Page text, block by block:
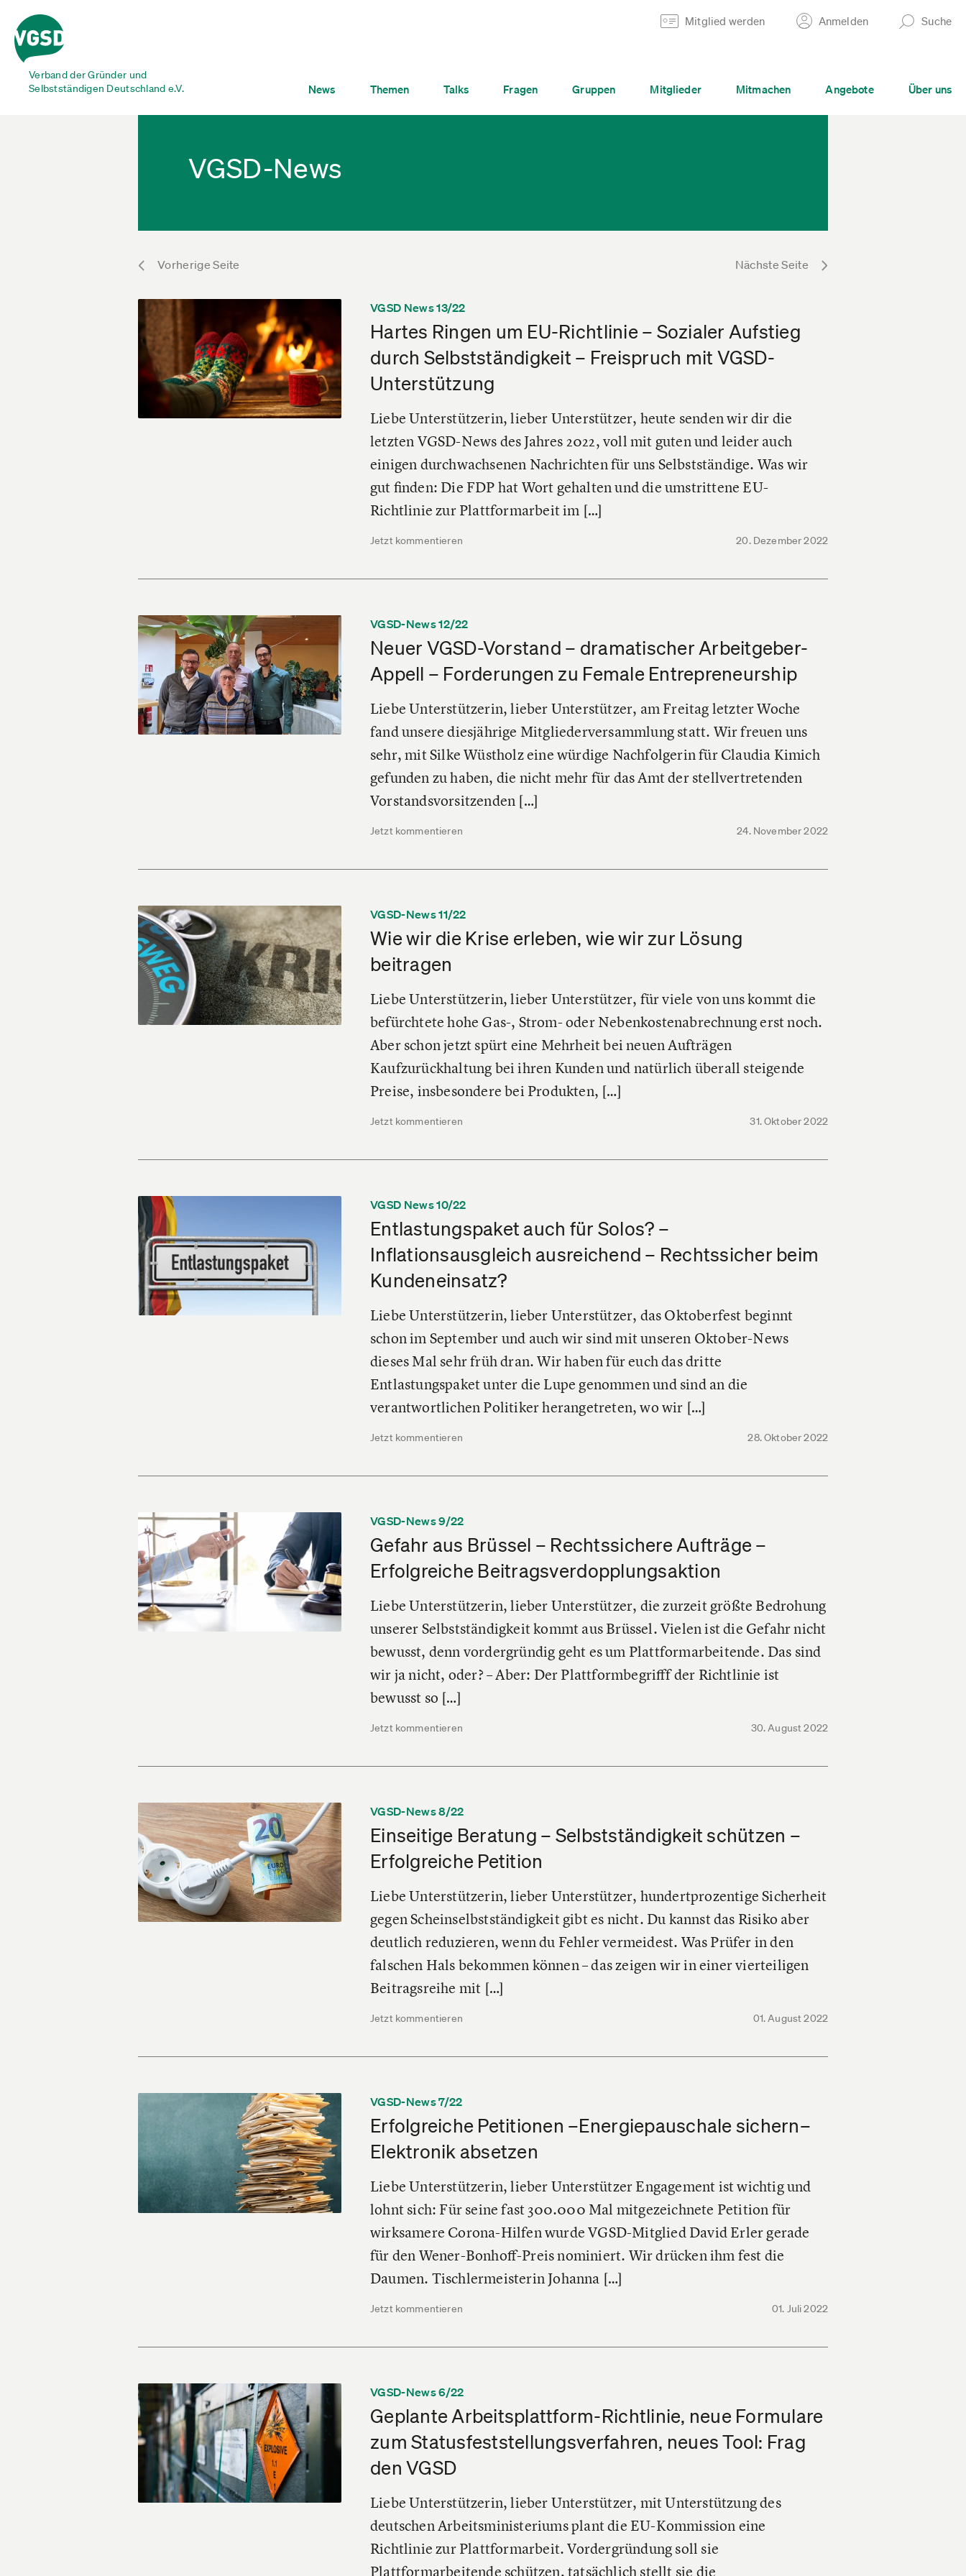
Verband der Gründer und
Selbstständigen Deutschland e.V.
Mitglied werden Anmelden Suche
News Themen Talks Fragen Gruppen Mitglieder Mitmachen Angebote Über uns
VGSD-News
Vorherige Seite Nächste Seite
VGSD News 13/22
Hartes Ringen um EU-Richtlinie – Sozialer Aufstieg
durch Selbstständigkeit – Freispruch mit VGSD-
Unterstützung
Liebe Unterstützerin, lieber Unterstützer, heute senden wir dir die
letzten VGSD-News des Jahres 2022, voll mit guten und leider auch
einigen durchwachsenen Nachrichten für uns Selbstständige. Was wir
gut finden: Die FDP hat Wort gehalten und die umstrittene EU-
Richtlinie zur Plattformarbeit im […]
Jetzt kommentieren 20. Dezember 2022
VGSD-News 12/22
Neuer VGSD-Vorstand – dramatischer Arbeitgeber-
Appell – Forderungen zu Female Entrepreneurship
Liebe Unterstützerin, lieber Unterstützer, am Freitag letzter Woche
fand unsere diesjährige Mitgliederversammlung statt. Wir freuen uns
sehr, mit Silke Wüstholz eine würdige Nachfolgerin für Claudia Kimich
gefunden zu haben, die nicht mehr für das Amt der stellvertretenden
Vorstandsvorsitzenden […]
Jetzt kommentieren 24. November 2022
VGSD-News 11/22
Wie wir die Krise erleben, wie wir zur Lösung
beitragen
Liebe Unterstützerin, lieber Unterstützer, für viele von uns kommt die
befürchtete hohe Gas-, Strom- oder Nebenkostenabrechnung erst noch.
Aber schon jetzt spürt eine Mehrheit bei neuen Aufträgen
Kaufzurückhaltung bei ihren Kunden und natürlich überall steigende
Preise, insbesondere bei Produkten, […]
Jetzt kommentieren 31. Oktober 2022
VGSD News 10/22
Entlastungspaket auch für Solos? –
Inflationsausgleich ausreichend – Rechtssicher beim
Kundeneinsatz?
Liebe Unterstützerin, lieber Unterstützer, das Oktoberfest beginnt
schon im September und auch wir sind mit unseren Oktober-News
dieses Mal sehr früh dran. Wir haben für euch das dritte
Entlastungspaket unter die Lupe genommen und sind an die
verantwortlichen Politiker herangetreten, wo wir […]
Jetzt kommentieren 28. Oktober 2022
VGSD-News 9/22
Gefahr aus Brüssel – Rechtssichere Aufträge –
Erfolgreiche Beitragsverdopplungsaktion
Liebe Unterstützerin, lieber Unterstützer, die zurzeit größte Bedrohung
unserer Selbstständigkeit kommt aus Brüssel. Vielen ist die Gefahr nicht
bewusst, denn vordergründig geht es um Plattformarbeitende. Das sind
wir ja nicht, oder? – Aber: Der Plattformbegrifff der Richtlinie ist
bewusst so […]
Jetzt kommentieren 30. August 2022
VGSD-News 8/22
Einseitige Beratung – Selbstständigkeit schützen –
Erfolgreiche Petition
Liebe Unterstützerin, lieber Unterstützer, hundertprozentige Sicherheit
gegen Scheinselbstständigkeit gibt es nicht. Du kannst das Risiko aber
deutlich reduzieren, wenn du Fehler vermeidest. Was Prüfer in den
falschen Hals bekommen können – das zeigen wir in einer vierteiligen
Beitragsreihe mit […]
Jetzt kommentieren 01. August 2022
VGSD-News 7/22
Erfolgreiche Petitionen –Energiepauschale sichern–
Elektronik absetzen
Liebe Unterstützerin, lieber Unterstützer Engagement ist wichtig und
lohnt sich: Für seine fast 300.000 Mal mitgezeichnete Petition für
wirksamere Corona-Hilfen wurde VGSD-Mitglied David Erler gerade
für den Wener-Bonhoff-Preis nominiert. Wir drücken ihm fest die
Daumen. Tischlermeisterin Johanna […]
Jetzt kommentieren 01. Juli 2022
VGSD-News 6/22
Geplante Arbeitsplattform-Richtlinie, neue Formulare
zum Statusfeststellungsverfahren, neues Tool: Frag
den VGSD
Liebe Unterstützerin, lieber Unterstützer, mit Unterstützung des
deutschen Arbeitsministeriums plant die EU-Kommission eine
Richtlinie zur Plattformarbeit. Vordergründung soll sie
Plattformarbeitende schützen, tatsächlich stellt sie die